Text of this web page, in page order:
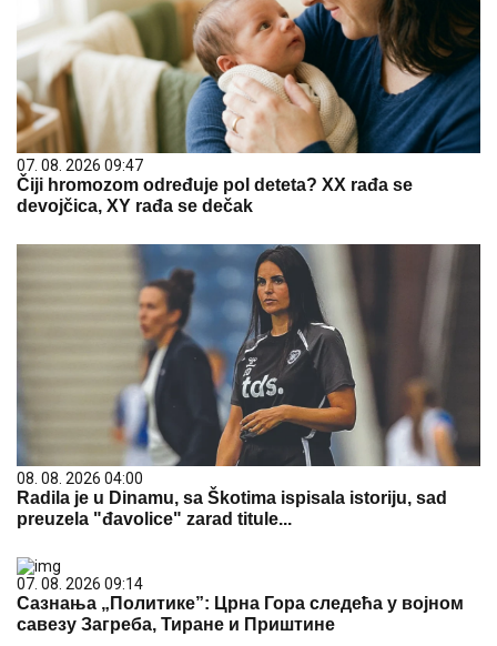
07. 08. 2026 09:47
Čiji hromozom određuje pol deteta? XX rađa se
devojčica, XY rađa se dečak
08. 08. 2026 04:00
Radila je u Dinamu, sa Škotima ispisala istoriju, sad
preuzela "đavolice" zarad titule...
07. 08. 2026 09:14
Сазнања „Политике”: Црна Гора следећа у војном
савезу Загреба, Тиране и Приштине